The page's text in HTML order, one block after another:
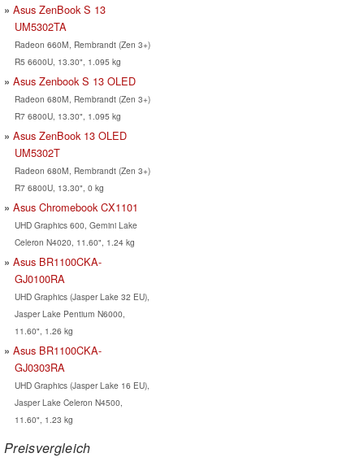
Asus ZenBook S 13
UM5302TA
Radeon 660M, Rembrandt (Zen 3+)
R5 6600U, 13.30", 1.095 kg
Asus Zenbook S 13 OLED
Radeon 680M, Rembrandt (Zen 3+)
R7 6800U, 13.30", 1.095 kg
Asus ZenBook 13 OLED
UM5302T
Radeon 680M, Rembrandt (Zen 3+)
R7 6800U, 13.30", 0 kg
Asus Chromebook CX1101
UHD Graphics 600, Gemini Lake
Celeron N4020, 11.60", 1.24 kg
Asus BR1100CKA-
GJ0100RA
UHD Graphics (Jasper Lake 32 EU),
Jasper Lake Pentium N6000,
11.60", 1.26 kg
Asus BR1100CKA-
GJ0303RA
UHD Graphics (Jasper Lake 16 EU),
Jasper Lake Celeron N4500,
11.60", 1.23 kg
Preisvergleich